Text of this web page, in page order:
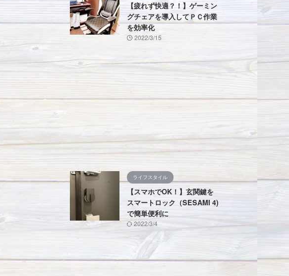
【疲れず快適？！】ゲーミン
グチェアを導入してＰＣ作業
を効率化
2022/3/15
ライフスタイル
【スマホでOK！】玄関鍵を
スマートロック（SESAMI 4)
で簡単便利に
2022/3/4